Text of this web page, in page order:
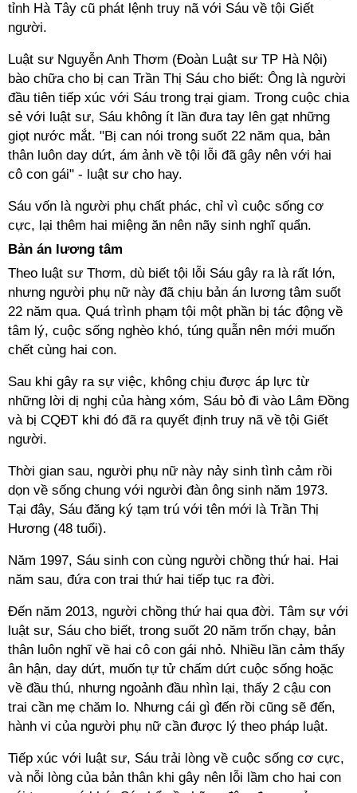
tỉnh Hà Tây cũ phát lệnh truy nã với Sáu về tội Giết
người.
Luật sư Nguyễn Anh Thơm (Đoàn Luật sư TP Hà Nội)
bào chữa cho bị can Trần Thị Sáu cho biết: Ông là người
đầu tiên tiếp xúc với Sáu trong trại giam. Trong cuộc chia
sẻ với luật sư, Sáu không ít lần đưa tay lên gạt những
giọt nước mắt. "Bị can nói trong suốt 22 năm qua, bản
thân luôn day dứt, ám ảnh về tội lỗi đã gây nên với hai
cô con gái" - luật sư cho hay.
Sáu vốn là người phụ chất phác, chỉ vì cuộc sống cơ
cực, lại thêm hai miệng ăn nên nãy sinh nghĩ quẩn.
Bản án lương tâm
Theo luật sư Thơm, dù biết tội lỗi Sáu gây ra là rất lớn,
nhưng người phụ nữ này đã chịu bản án lương tâm suốt
22 năm qua. Quá trình phạm tội một phần bị tác động về
tâm lý, cuộc sống nghèo khó, túng quẫn nên mới muốn
chết cùng hai con.
Sau khi gây ra sự việc, không chịu được áp lực từ
những lời dị nghị của hàng xóm, Sáu bỏ đi vào Lâm Đồng
và bị CQĐT khi đó đã ra quyết định truy nã về tội Giết
người.
Thời gian sau, người phụ nữ này nảy sinh tình cảm rồi
dọn về sống chung với người đàn ông sinh năm 1973.
Tại đây, Sáu đăng ký tạm trú với tên mới là Trần Thị
Hương (48 tuổi).
Năm 1997, Sáu sinh con cùng người chồng thứ hai. Hai
năm sau, đứa con trai thứ hai tiếp tục ra đời.
Đến năm 2013, người chồng thứ hai qua đời. Tâm sự với
luật sư, Sáu cho biết, trong suốt 20 năm trốn chạy, bản
thân luôn nghĩ về hai cô con gái nhỏ. Nhiều lần cảm thấy
ân hận, day dứt, muốn tự tử chấm dứt cuộc sống hoặc
về đầu thú, nhưng ngoảnh đầu nhìn lại, thấy 2 cậu con
trai cần mẹ chăm lo. Nhưng cái gì đến rồi cũng sẽ đến,
hành vi của người phụ nữ cần được lý theo pháp luật.
Tiếp xúc với luật sư, Sáu trải lòng về cuộc sống cơ cực,
và nỗi lòng của bản thân khi gây nên lỗi lầm cho hai con